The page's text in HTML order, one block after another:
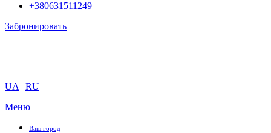
+380631511249
Забронировать
UA | RU
Меню
Ваш город